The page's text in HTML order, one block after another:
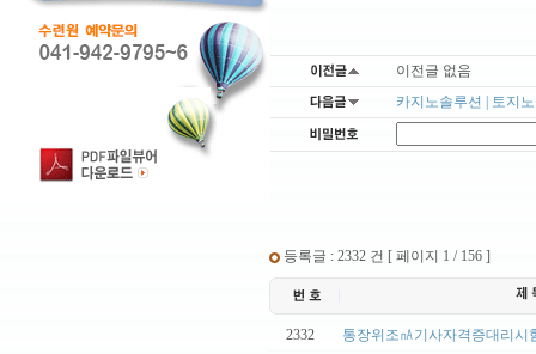
이전글 없음
카지노솔루션 | 토지
등록글 : 2332 건 [ 페이지 1 / 156 ]
2332
통장위조㎁기사자격증대리시